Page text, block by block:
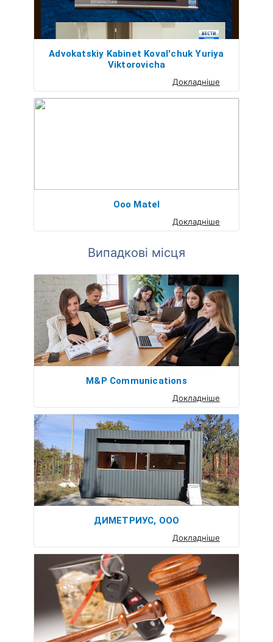
Advokatskiy Kabinet Koval'chuk Yuriya
Viktorovicha
Докладніше
Ooo Matel
Докладніше
Випадкові місця
M&P Communications
Докладніше
ДИМЕТРИУС, ООО
Докладніше